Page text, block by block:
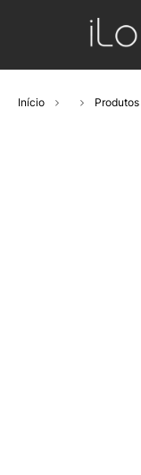
Início Produtos